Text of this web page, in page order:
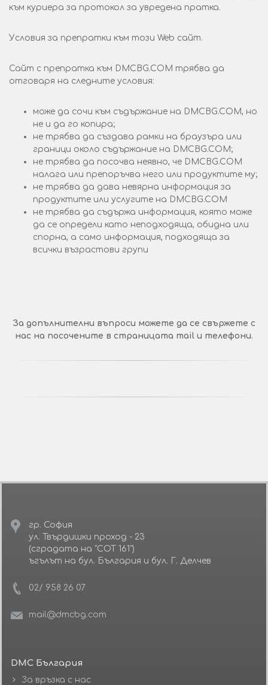
към куриера за протокол за увредена пратка.
Условия за препратки към този Web сайт.
Сайт с препратка към DMCBG.COM трябва да
отговаря на следните условия:
може да сочи към съдържание на DMCBG.COM, но
не и да го копира;
не трябва да създава рамки на браузъра или
граници около съдържание на DMCBG.COM;
не трябва да посочва неявно, че DMCBG.COM
налага или препоръчва него или продуктите му;
не трябва да дава невярна информация за
продуктите или услугите на DMCBG.COM
не трябва да съдържа информация, която може
да се определи като неподходяща, обидна или
спорна, а само информация, подходяща за
всички възрастови групи
За допълнителни въпроси можете да се свържете с
нас на посочените в страницата mail и телефони.
гр. София
ул. Твърдишки проход - 23
(сградата на "СОТ 161")
ъгълът на бул. България и бул. Г. Делчев
02/ 958 26 07
mail@dmcbg.com
DMC България
За връзка с нас